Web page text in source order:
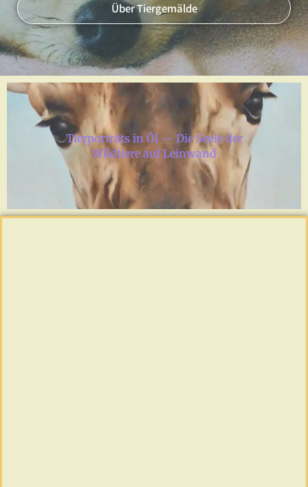
Über Tiergemälde
Tierporträts in Öl — Die Seele der
Wildtiere auf Leinwand